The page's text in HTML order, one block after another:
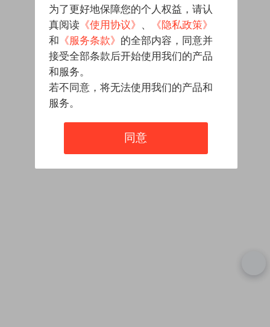
为了更好地保障您的个人权益，请认
真阅读 《使用协议》 、
《隐私政策》
和 《服务条款》 的全部内容，同意并
接受全部条款后开始使用我们的产品
和服务。
若不同意，将无法使用我们的产品和
服务。
同意